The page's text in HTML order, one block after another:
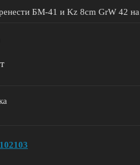
БМ-41 и Kz 8cm GrW 42 на